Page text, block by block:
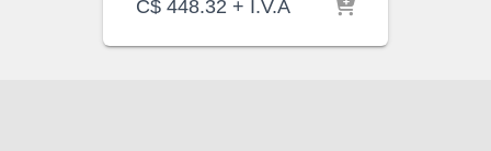
C$ 448.32 + I.V.A